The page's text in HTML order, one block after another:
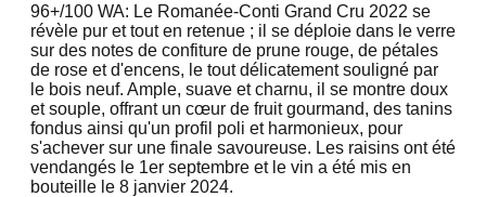
96+/100 WA: Le Romanée-Conti Grand Cru 2022 se
révèle pur et tout en retenue ; il se déploie dans le verre
sur des notes de confiture de prune rouge, de pétales
de rose et d'encens, le tout délicatement souligné par
le bois neuf. Ample, suave et charnu, il se montre doux
et souple, offrant un cœur de fruit gourmand, des tanins
fondus ainsi qu'un profil poli et harmonieux, pour
s'achever sur une finale savoureuse. Les raisins ont été
vendangés le 1er septembre et le vin a été mis en
bouteille le 8 janvier 2024.